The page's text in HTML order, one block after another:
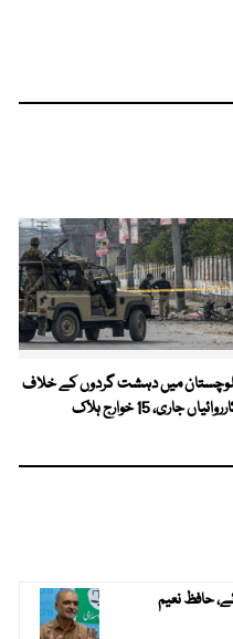
میں دہشت گردوں کے خلاف
جاری، 15 خوارج ہلاک
کی جائے، حافظ نعیم